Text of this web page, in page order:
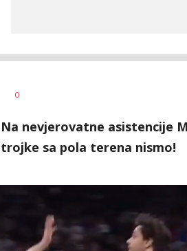
AUTOR
0
Na nevjerovatne asistencije
trojke sa pola terena nismo!